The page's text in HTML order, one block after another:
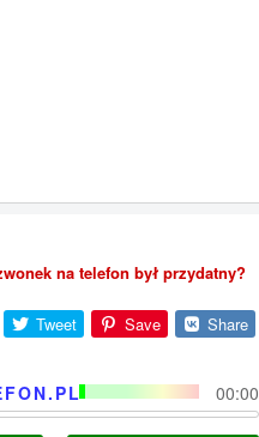
na telefon był przydatny?
Tweet Save Share
00:00